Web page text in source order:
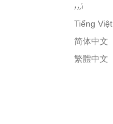
اُردو
Tiếng Việt
简体中文
繁體中文